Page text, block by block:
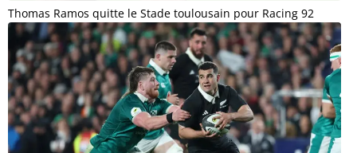
Thomas Ramos quitte le Stade toulousain pour Racing 92